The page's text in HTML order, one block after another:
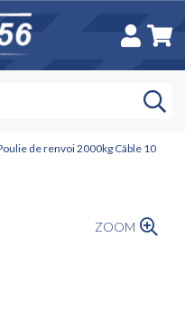
de renvoi 2000kg Câble 10
ZOOM